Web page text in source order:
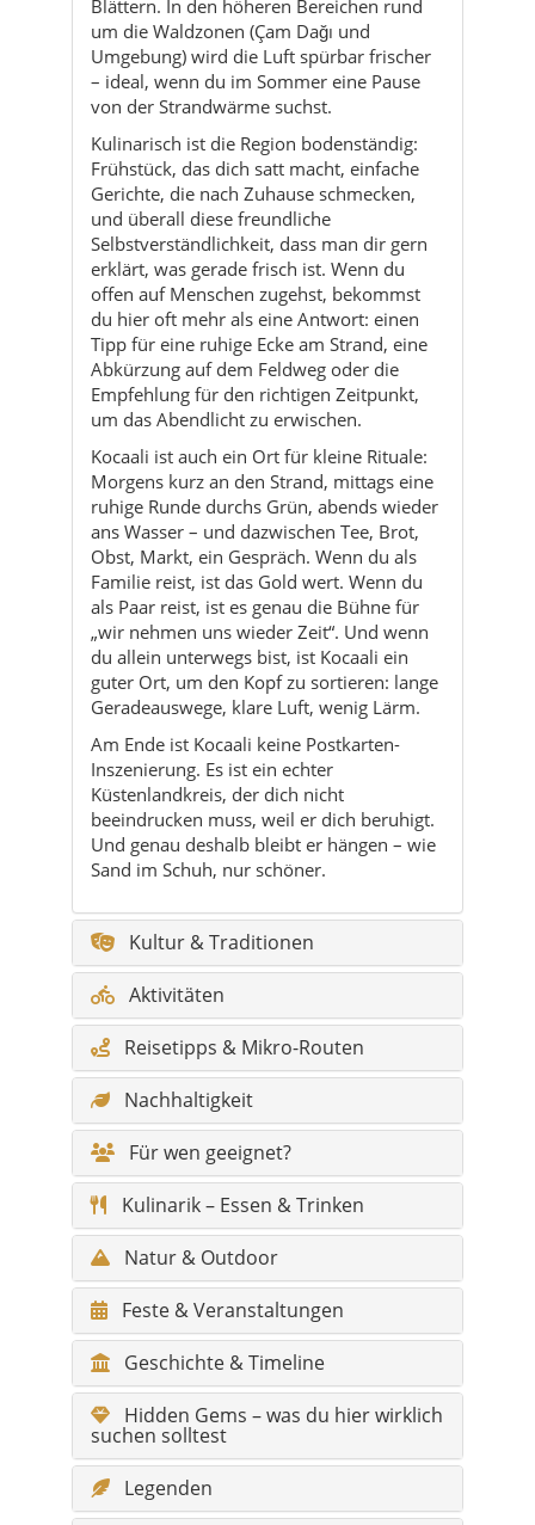
Blättern. In den höheren Bereichen rund
um die Waldzonen (Çam Dağı und
Umgebung) wird die Luft spürbar frischer
– ideal, wenn du im Sommer eine Pause
von der Strandwärme suchst.
Kulinarisch ist die Region bodenständig:
Frühstück, das dich satt macht, einfache
Gerichte, die nach Zuhause schmecken,
und überall diese freundliche
Selbstverständlichkeit, dass man dir gern
erklärt, was gerade frisch ist. Wenn du
offen auf Menschen zugehst, bekommst
du hier oft mehr als eine Antwort: einen
Tipp für eine ruhige Ecke am Strand, eine
Abkürzung auf dem Feldweg oder die
Empfehlung für den richtigen Zeitpunkt,
um das Abendlicht zu erwischen.
Kocaali ist auch ein Ort für kleine Rituale:
Morgens kurz an den Strand, mittags eine
ruhige Runde durchs Grün, abends wieder
ans Wasser – und dazwischen Tee, Brot,
Obst, Markt, ein Gespräch. Wenn du als
Familie reist, ist das Gold wert. Wenn du
als Paar reist, ist es genau die Bühne für
„wir nehmen uns wieder Zeit“. Und wenn
du allein unterwegs bist, ist Kocaali ein
guter Ort, um den Kopf zu sortieren: lange
Geradeauswege, klare Luft, wenig Lärm.
Am Ende ist Kocaali keine Postkarten-
Inszenierung. Es ist ein echter
Küstenlandkreis, der dich nicht
beeindrucken muss, weil er dich beruhigt.
Und genau deshalb bleibt er hängen – wie
Sand im Schuh, nur schöner.
Kultur & Traditionen
Aktivitäten
Reisetipps & Mikro-Routen
Nachhaltigkeit
Für wen geeignet?
Kulinarik – Essen & Trinken
Natur & Outdoor
Feste & Veranstaltungen
Geschichte & Timeline
Hidden Gems – was du hier wirklich
suchen solltest
Legenden